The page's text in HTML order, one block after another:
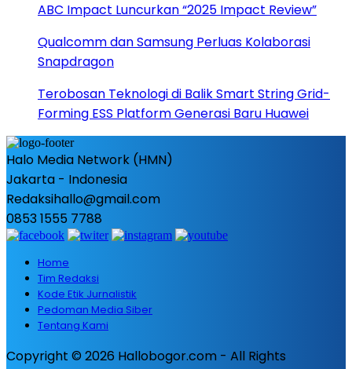
ABC Impact Luncurkan “2025 Impact Review”
Qualcomm dan Samsung Perluas Kolaborasi
Snapdragon
Terobosan Teknologi di Balik Smart String Grid-
Forming ESS Platform Generasi Baru Huawei
Halo Media Network (HMN)
Jakarta - Indonesia
Redaksihallo@gmail.com
0853 1555 7788
Home
Tim Redaksi
Kode Etik Jurnalistik
Pedoman Media Siber
Tentang Kami
Copyright © 2026 Hallobogor.com - All Rights